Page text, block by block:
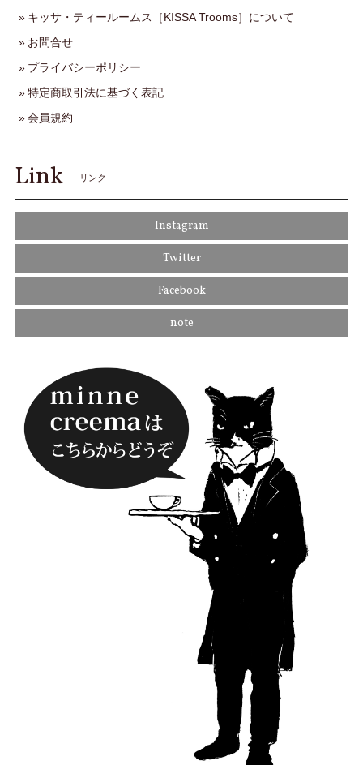
キッサ・ティールームス［KISSA Trooms］について
お問合せ
プライバシーポリシー
特定商取引法に基づく表記
会員規約
Link リンク
Instagram
Twitter
Facebook
note